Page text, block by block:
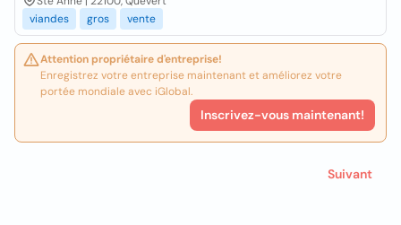
viandes
gros vente
Attention propriétaire d'entreprise!
Enregistrez votre entreprise maintenant et améliorez votre
portée mondiale avec iGlobal.
Inscrivez-vous maintenant!
Suivant